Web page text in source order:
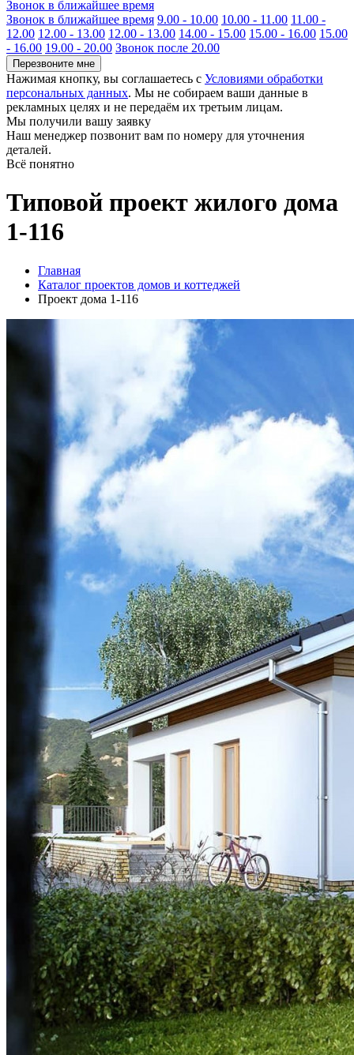
Звонок в ближайшее время
Звонок в ближайшее время 9.00 - 10.00 10.00 - 11.00 11.00 -
12.00 12.00 - 13.00 12.00 - 13.00 14.00 - 15.00 15.00 - 16.00 15.00
- 16.00 19.00 - 20.00 Звонок после 20.00
Перезвоните мне
Нажимая кнопку, вы соглашаетесь с Условиями обработки
персональных данных. Мы не собираем ваши данные в
рекламных целях и не передаём их третьим лицам.
Мы получили вашу заявку
Наш менеджер позвонит вам по номеру для уточнения
деталей.
Всё понятно
Типовой проект жилого дома
1-116
Главная
Каталог проектов домов и коттеджей
Проект дома 1-116